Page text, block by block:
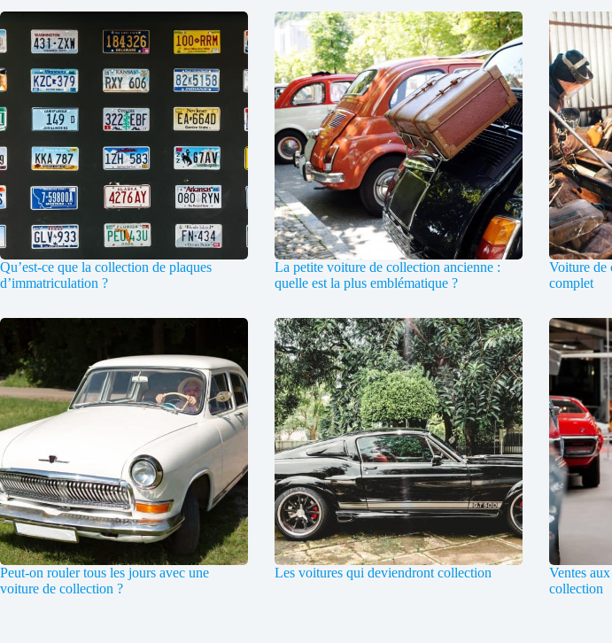
Qu’est-ce que la collection de plaques
d’immatriculation ?
La petite voiture de collection ancienne :
quelle est la plus emblématique ?
Voiture de
complet
Peut-on rouler tous les jours avec une
voiture de collection ?
Les voitures qui deviendront collection
Ventes
collection